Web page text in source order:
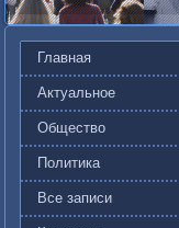
Главная
Актуальное
Общество
Политика
Все записи